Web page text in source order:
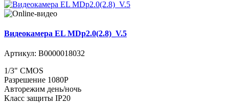
Видеокамера EL MDp2.0(2.8)_V.5
Артикул: В0000018032
1/3" CMOS
Разрешение 1080P
Авторежим день/ночь
Класс защиты IP20